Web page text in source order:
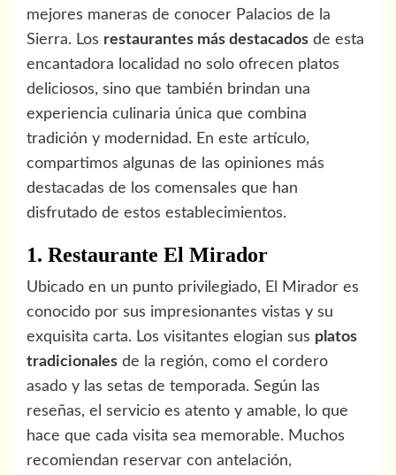
mejores maneras de conocer Palacios de la
Sierra. Los restaurantes más destacados de esta
encantadora localidad no solo ofrecen platos
deliciosos, sino que también brindan una
experiencia culinaria única que combina
tradición y modernidad. En este artículo,
compartimos algunas de las opiniones más
destacadas de los comensales que han
disfrutado de estos establecimientos.
1. Restaurante El Mirador
Ubicado en un punto privilegiado, El Mirador es
conocido por sus impresionantes vistas y su
exquisita carta. Los visitantes elogian sus platos
tradicionales de la región, como el cordero
asado y las setas de temporada. Según las
reseñas, el servicio es atento y amable, lo que
hace que cada visita sea memorable. Muchos
recomiendan reservar con antelación,